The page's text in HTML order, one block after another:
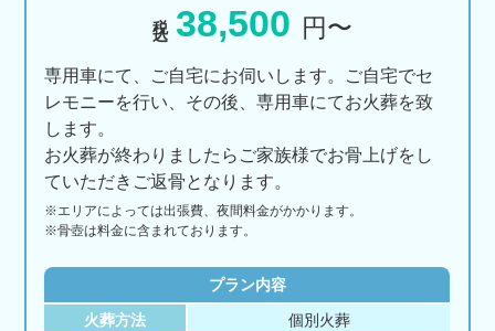
38,500 円〜
専用車にて、ご自宅にお伺いします。ご自宅でセ
レモニーを行い、その後、専用車にてお火葬を致
します。
お火葬が終わりましたらご家族様でお骨上げをし
ていただきご返骨となります。
※エリアによっては出張費、夜間料金がかかります。
※骨壺は料金に含まれております。
プラン内容
火葬方法 個別火葬